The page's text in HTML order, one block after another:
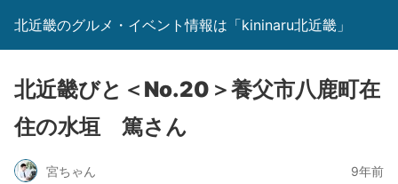
北近畿のグルメ・イベント情報は「kininaru北近畿」
北近畿びと＜No.20＞養父市八鹿町在
住の水垣 篤さん
宮ちゃん 9年前